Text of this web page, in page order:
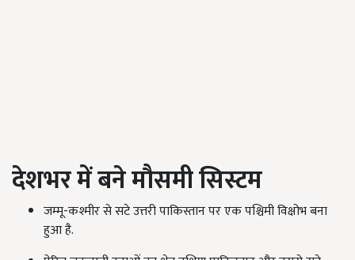
देशभर में बने मौसमी सिस्टम
जम्मू-कश्मीर से सटे उत्तरी पाकिस्तान पर एक पश्चिमी विक्षोभ बना
हुआ है.